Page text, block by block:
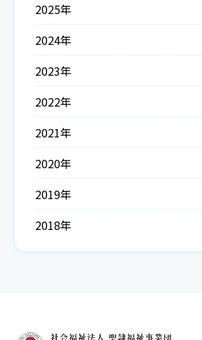
2025年
2024年
2023年
2022年
2021年
2020年
2019年
2018年